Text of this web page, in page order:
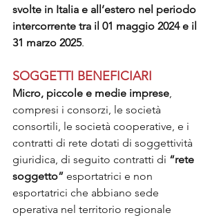
svolte in Italia e all’estero nel periodo
intercorrente tra il 01 maggio 2024 e il
31 marzo 2025.
SOGGETTI BENEFICIARI
Micro, piccole e medie imprese
compresi i consorzi, le società
consortili, le società cooperative, e i
contratti di rete dotati di soggettività
giuridica, di seguito contratti di “rete
soggetto” esportatrici e non
esportatrici che abbiano sede
operativa nel territorio regionale